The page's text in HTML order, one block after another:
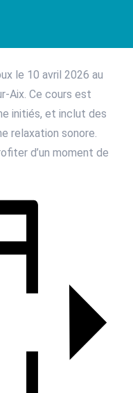
le 10 avril 2026 au
Aix. Ce cours est
initiés, et inclut des
relaxation sonore.
d’un moment de